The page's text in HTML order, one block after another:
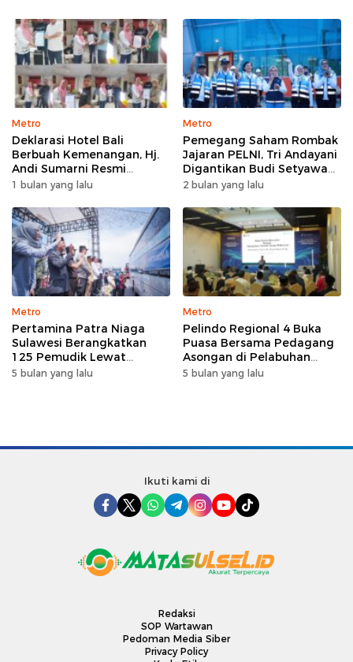
Metro
Deklarasi Hotel Bali
Berbuah Kemenangan, Hj.
Andi Sumarni Resmi
Nahkodai DPW FK PKBM
1 bulan yang lalu
Metro
Pemegang Saham Rombak
Jajaran PELNI, Tri Andayani
Digantikan Budi Setyawan
Wijaya sebagai Dirut
2 bulan yang lalu
Metro
Pertamina Patra Niaga
Sulawesi Berangkatkan
125 Pemudik Lewat
Program Mudik Gratis
5 bulan yang lalu
Metro
Pelindo Regional 4 Buka
Puasa Bersama Pedagang
Asongan di Pelabuhan
Makassar, Perkuat
5 bulan yang lalu
Ikuti kami di
Redaksi
SOP Wartawan
Pedoman Media Siber
Privacy Policy